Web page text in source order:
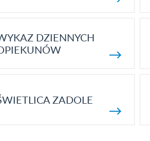
DZIENNYCH
ZADOLE